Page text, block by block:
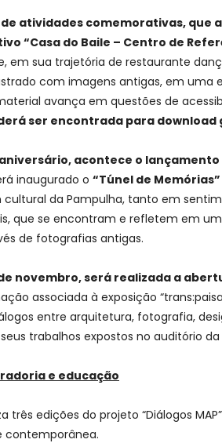
atividades comemorativas, que
“Casa do Baile – Centro de
em sua trajetória de restaurante
com imagens antigas, em
avança em questões de
ser encontrada para
acontece o lançamento
inaugurado o “Túnel de Memórias”
da Pampulha, tanto em
que se encontram e refletem em
de fotografias antigas.
novembro, será realizada a
associada à exposição
entre arquitetura, fotografia,
trabalhos expostos no auditório
e educação
três edições do projeto “Diálogos
contemporânea.